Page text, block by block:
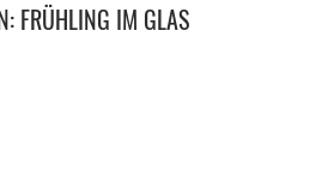
FRÜHLING IM GLAS